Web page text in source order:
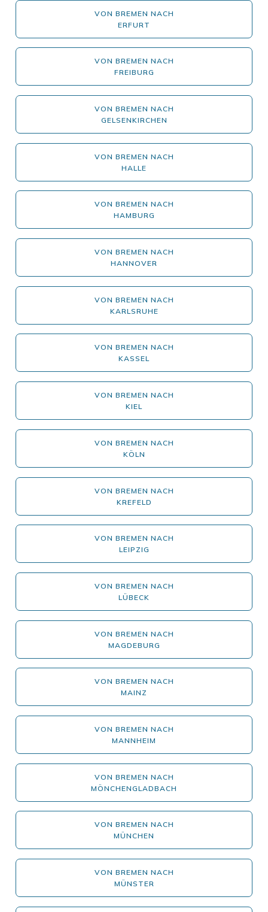
VON BREMEN NACH
ERFURT
VON BREMEN NACH
FREIBURG
VON BREMEN NACH
GELSENKIRCHEN
VON BREMEN NACH
HALLE
VON BREMEN NACH
HAMBURG
VON BREMEN NACH
HANNOVER
VON BREMEN NACH
KARLSRUHE
VON BREMEN NACH
KASSEL
VON BREMEN NACH
KIEL
VON BREMEN NACH
KÖLN
VON BREMEN NACH
KREFELD
VON BREMEN NACH
LEIPZIG
VON BREMEN NACH
LÜBECK
VON BREMEN NACH
MAGDEBURG
VON BREMEN NACH
MAINZ
VON BREMEN NACH
MANNHEIM
VON BREMEN NACH
MÖNCHENGLADBACH
VON BREMEN NACH
MÜNCHEN
VON BREMEN NACH
MÜNSTER